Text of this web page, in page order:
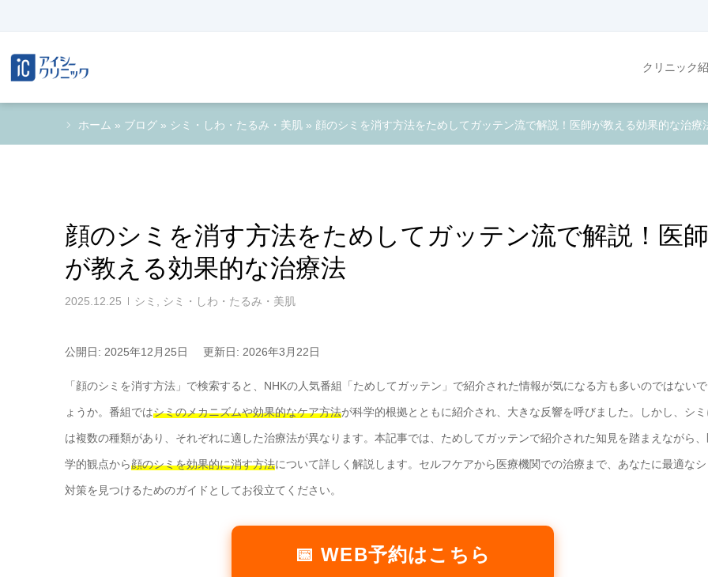
クリニック
ホーム » ブログ » シミ・しわ・たるみ・美肌 » 顔のシミを消す方法をためしてガッテン流で解説！医師が教える効果的な治療
顔のシミを消す方法をためしてガッテン流で解説！医師
が教える効果的な治療法
2025.12.25 シミ シミ・しわ・たるみ・美肌
公開日: 2025年12月25日 更新日: 2026年3月22日
「顔のシミを消す方法」で検索すると、NHKの人気番組「ためしてガッテン」で紹介された情報が気になる方も多いのではない
ょうか。番組ではシミのメカニズムや効果的なケア方法が科学的根拠とともに紹介され、大きな反響を呼びました。しかし、シ
は複数の種類があり、それぞれに適した治療法が異なります。本記事では、ためしてガッテンで紹介された知見を踏まえながら
学的観点から顔のシミを効果的に消す方法について詳しく解説します。セルフケアから医療機関での治療まで、あなたに最適な
対策を見つけるためのガイドとしてお役立てください。
📅 WEB予約はこちら